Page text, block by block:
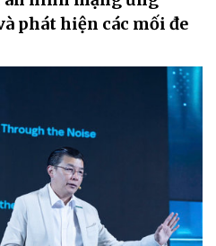
phát hiện các mối đe